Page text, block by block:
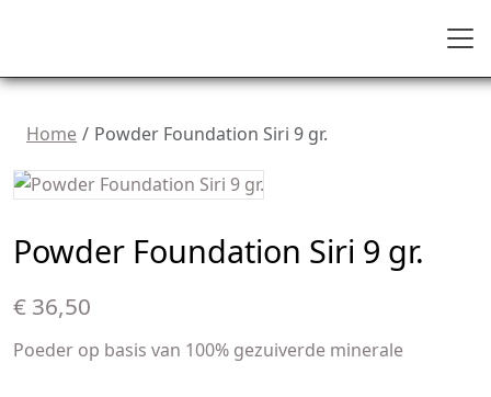
Home Powder Foundation Siri 9 gr.
Powder Foundation Siri 9 gr.
€ 36,50
Poeder op basis van 100% gezuiverde minerale